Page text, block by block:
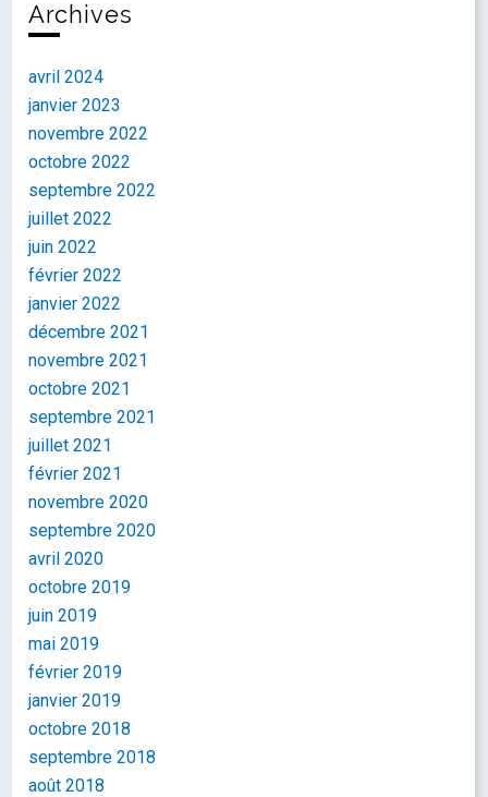
Archives
avril 2024
janvier 2023
novembre 2022
octobre 2022
septembre 2022
juillet 2022
juin 2022
février 2022
janvier 2022
décembre 2021
novembre 2021
octobre 2021
septembre 2021
juillet 2021
février 2021
novembre 2020
septembre 2020
avril 2020
octobre 2019
juin 2019
mai 2019
février 2019
janvier 2019
octobre 2018
septembre 2018
août 2018